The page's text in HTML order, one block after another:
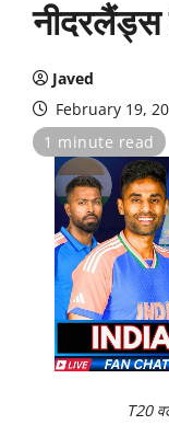
नीदरलैंड्स
Javed
February 19,
1 minute read
T20